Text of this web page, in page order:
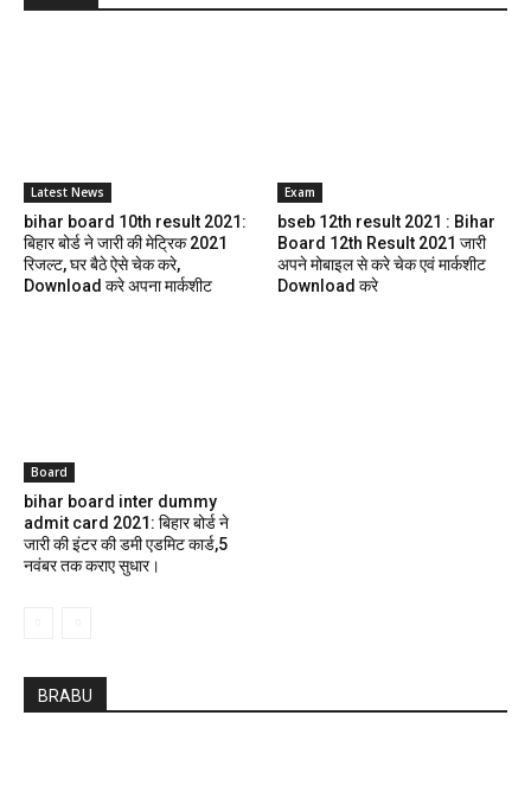
Latest News
bihar board 10th result 2021:
बिहार बोर्ड ने जारी की मेट्रिक 2021
रिजल्ट, घर बैठे ऐसे चेक करे,
Download करे अपना मार्कशीट
Exam
bseb 12th result 2021 : Bihar
Board 12th Result 2021 जारी
अपने मोबाइल से करे चेक एवं मार्कशीट
Download करे
Board
bihar board inter dummy
admit card 2021: बिहार बोर्ड ने
जारी की इंटर की डमी एडमिट कार्ड,5
नवंबर तक कराए सुधार।
BRABU